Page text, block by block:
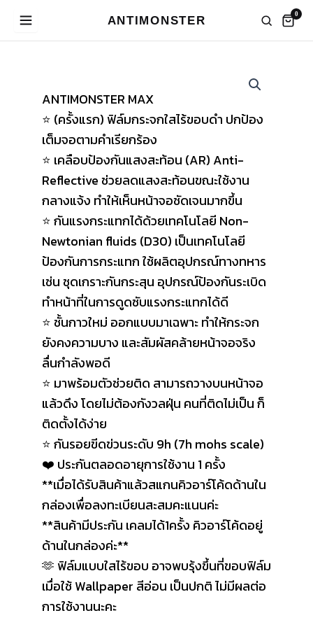
ANTIMONSTER 0
content
ANTIMONSTER MAX
⭐ (ครั้งแรก) ฟิล์มกระจกใสไร้ขอบดำ ปกป้อง
เต็มจอตามคำเรียกร้อง
⭐ เคลือบป้องกันแสงสะท้อน (AR) Anti-
Reflective ช่วยลดแสงสะท้อนขณะใช้งาน
กลางแจ้ง ทำให้เห็นหน้าจอชัดเจนมากขึ้น
⭐ กันแรงกระแทกได้ด้วยเทคโนโลยี Non-
Newtonian fluids (D30) เป็นเทคโนโลยี
ป้องกันการกระแทก ใช้ผลิตอุปกรณ์ทางทหาร
เช่น ชุดเกราะกันกระสุน อุปกรณ์ป้องกันระเบิด
ทำหน้าที่ในการดูดซับแรงกระแทกได้ดี
⭐ ชั้นกาวใหม่ ออกแบบมาเฉพาะ ทำให้กระจก
ยังคงความบาง และสัมผัสคล้ายหน้าจอจริง
ลื่นกำลังพอดี
⭐ มาพร้อมตัวช่วยติด สามารถวางบนหน้าจอ
แล้วดึง โดยไม่ต้องกังวลฝุ่น คนที่ติดไม่เป็น ก็
ติดตั้งได้ง่าย
⭐ กันรอยขีดข่วนระดับ 9h (7h mohs scale)
❤️ ประกันตลอดอายุการใช้งาน 1 ครั้ง
**เมื่อได้รับสินค้าแล้วสแกนคิวอาร์โค้ดด้านใน
กล่องเพื่อลงทะเบียนสะสมคะแนนค่ะ
**สินค้ามีประกัน เคลมได้1ครั้ง คิวอาร์โค้ดอยู่
ด้านในกล่องค่ะ**
🫶 ฟิล์มแบบใสไร้ขอบ อาจพบรุ้งขึ้นที่ขอบฟิล์ม
เมื่อใช้ Wallpaper สีอ่อน เป็นปกติ ไม่มีผลต่อ
การใช้งานนะคะ